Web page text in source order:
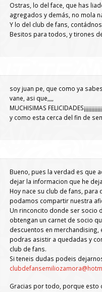
Ostras, lo del face, que has
agregados y demás, no mola
Y lo del club de fans,
Besitos para todos, y tirones
soy juan pe, que como ya
vane, asi que,,,,
MUCHISIMAS
y como esta cerca del fin de
Bueno, pues la verdad es que
dejar la informacion que he
Hoy nace su club de fans,
podamos compartir nuestra
Un rinconcito donde ser socio
obtengan un carnet de socio
descuentos en merchandising,
podras asistir a quedadas y
club de fans.
Si teneis dudas podeis
Gracias por todo, porque esto